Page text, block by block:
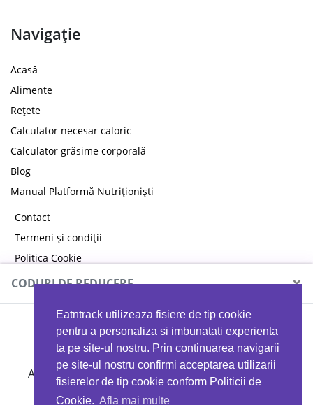
Eatntrack utilizeaza fisiere de tip cookie
pentru a personaliza si imbunatati experienta
ta pe site-ul nostru. Prin continuarea navigarii
pe site-ul nostru confirmi acceptarea utilizarii
fisierelor de tip cookie conform Politicii de
Cookie. Afla mai multe
Navigație
Acasă
Alimente
Rețete
Calculator necesar caloric
Calculator grăsime corporală
Blog
Manual Platformă Nutriționiști
Contact
Termeni și condiții
Politica Cookie
Politica de confidențialitate
CODURI DE REDUCERE ×
MYPROTEIN
Ai 40%reducere la orice comandă folosind codul
EATTRACK